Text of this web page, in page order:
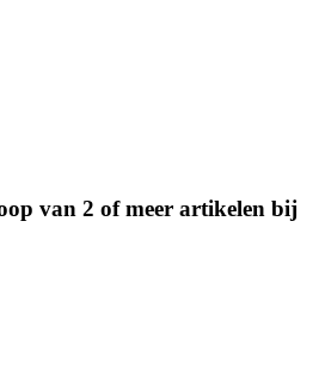
van 2 of meer artikelen bij